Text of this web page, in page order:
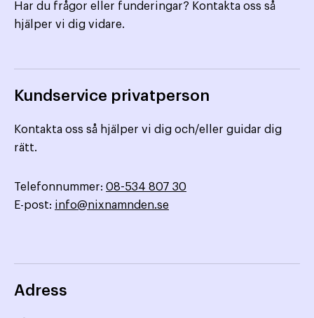
Har du frågor eller funderingar? Kontakta oss så
hjälper vi dig vidare.
Kundservice privatperson
Kontakta oss så hjälper vi dig och/eller guidar dig
rätt.
Telefonnummer: 08-534 807 30
E-post: info@nixnamnden.se
Adress